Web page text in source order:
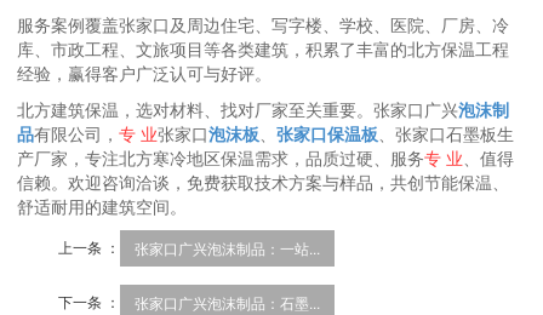
服务案例覆盖张家口及周边住宅、写字楼、学校、医院、厂房、冷
库、市政工程、文旅项目等各类建筑，积累了丰富的北方保温工程
经验，赢得客户广泛认可与好评。
北方建筑保温，选对材料、找对厂家至关重要。张家口广兴泡沫制
品有限公司 ，专 业张家口泡沫板、张家口保温板、张家口石墨板生
产厂家，专注北方寒冷地区保温需求，品质过硬、服务专 业、值得
信赖。欢迎咨询洽谈，免费获取技术方案与样品，共创节能保温、
舒适耐用的建筑空间。
上一条 ： 张家口广兴泡沫制品：一站...
下一条 ： 张家口广兴泡沫制品：石墨...